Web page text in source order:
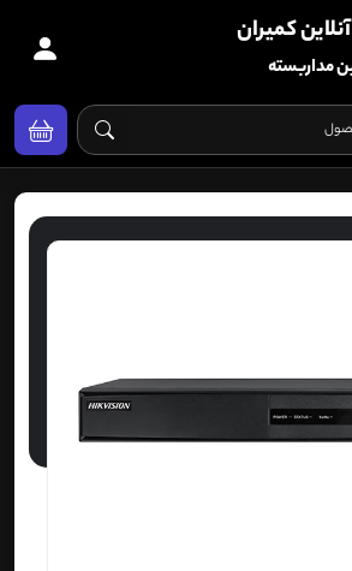
کمیران
مداربسته